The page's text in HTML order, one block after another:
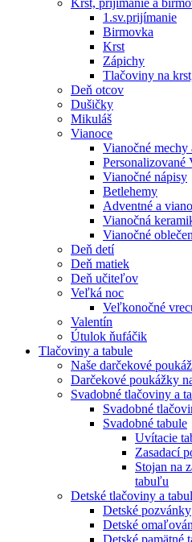
Krst, prijímanie a
1.sv.prijímanie
Birmovka
Krst
Zápichy
Tlačoviny na
Deň otcov
Dušičky
Mikuláš
Vianoce
Vianočné mechy
Personalizované
Vianočné nápisy
Betlehemy
Adventné a
Vianočná
Vianočné
Deň detí
Deň matiek
Deň učiteľov
Veľká noc
Veľkonočné
Valentín
Útulok ňufáčik
Tlačoviny a tabule
Naše darčekové
Darčekové poukážky
Svadobné tlačoviny a
Svadobné
Svadobné tabule
Uvítacie
Zasadací
Stojan na
tabuľu
Detské tlačoviny a
Detské pozvánky
Detské
Detské pamätné